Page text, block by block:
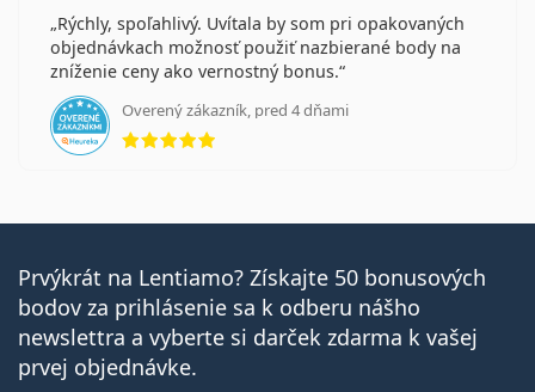
Rýchly, spoľahlivý. Uvítala by som pri opakovaných
objednávkach možnosť použiť nazbierané body na
zníženie ceny ako vernostný bonus.
Overený zákazník, pred 4 dňami
hodnotenie 5 z 5
Prvýkrát na Lentiamo? Získajte 50 bonusových
bodov za prihlásenie sa k odberu nášho
newslettra a vyberte si darček zdarma k vašej
prvej objednávke.